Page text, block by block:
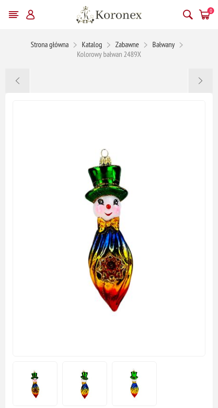
0
Strona główna Katalog Zabawne
Bałwany
Kolorowy bałwan 2489X